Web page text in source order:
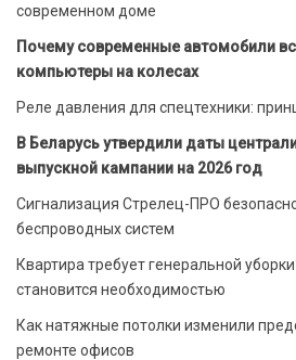
современном доме
Почему современные автомобили
компьютеры на колесах
Реле давления для спецтехники:
В Беларусь утвердили даты
выпускной кампании на 2026 год
Сигнализация Стрелец-ПРО
беспроводных систем
Квартира требует генеральной
становится необходимостью
Как натяжные потолки изменили
ремонте офисов